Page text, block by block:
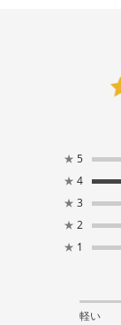
★ 5
★ 4
★ 3
★ 2
★ 1
軽い